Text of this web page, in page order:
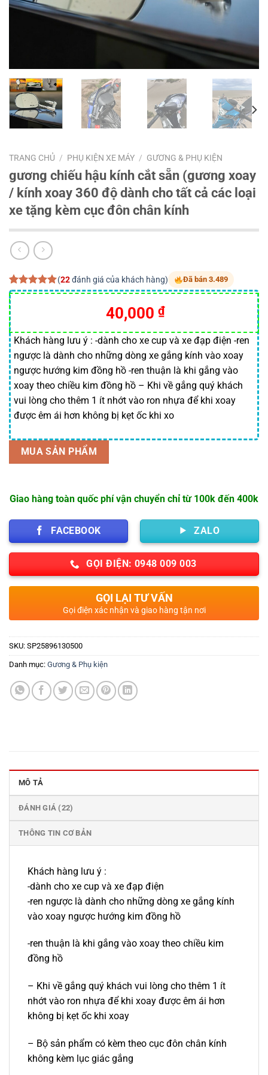
TRANG CHỦ / PHỤ KIỆN XE MÁY / GƯƠNG & PHỤ KIỆN
gương chiếu hậu kính cắt sẵn (gương xoay
/ kính xoay 360 độ dành cho tất cả các loại
xe tặng kèm cục đôn chân kính
5.00trên 5
dựa trên
22
đánh giá
(22đánh giá của khách hàng) Đã bán 3.489
40,000 ₫
Khách hàng lưu ý : -dành cho xe cup và xe đạp điện -ren
ngược là dành cho những dòng xe gắng kính vào xoay
ngược hướng kim đồng hồ -ren thuận là khi gắng vào
xoay theo chiều kim đồng hồ – Khi về gắng quý khách
vui lòng cho thêm 1 ít nhớt vào ron nhựa để khi xoay
được êm ái hơn không bị kẹt ốc khi xo
MUA SẢN PHẨM
Giao hàng toàn quốc phí vận chuyển chỉ từ 100k đến 400k
FACEBOOK ZALO
GỌI ĐIỆN: 0948 009 003
GỌI LẠI TƯ VẤN
Gọi điện xác nhận và giao hàng tận nơi
SKU: SP25896130500
Danh mục: Gương & Phụ kiện
MÔ TẢ
ĐÁNH GIÁ (22)
THÔNG TIN CƠ BẢN
Khách hàng lưu ý :
-dành cho xe cup và xe đạp điện
-ren ngược là dành cho những dòng xe gắng kính
vào xoay ngược hướng kim đồng hồ
-ren thuận là khi gắng vào xoay theo chiều kim
đồng hồ
– Khi về gắng quý khách vui lòng cho thêm 1 ít
nhớt vào ron nhựa để khi xoay được êm ái hơn
không bị kẹt ốc khi xoay
– Bộ sản phẩm có kèm theo cục đôn chân kính
không kèm lục giác gắng